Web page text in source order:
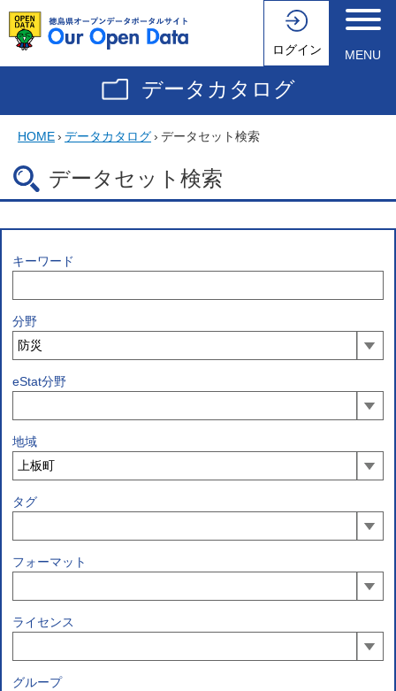
ログイン MENU
データカタログ
HOME› データカタログ› データセット検索
データセット検索
キーワード
分野
eStat分野
地域
タグ
フォーマット
ライセンス
グループ